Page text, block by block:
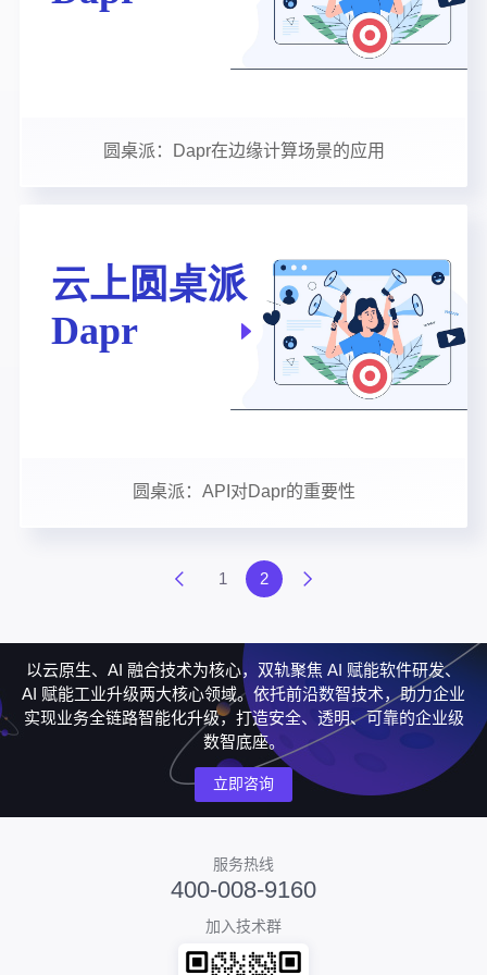
圆桌派：Dapr在边缘计算场景的应用
圆桌派：API对Dapr的重要性
1 2
以云原生、AI 融合技术为核心，双轨聚焦 AI 赋能软件研发、
AI 赋能工业升级两大核心领域。依托前沿数智技术，助力企业
实现业务全链路智能化升级，打造安全、透明、可靠的企业级
数智底座。
立即咨询
服务热线
400-008-9160
加入技术群